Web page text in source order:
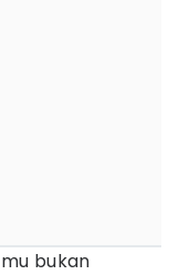
bukan